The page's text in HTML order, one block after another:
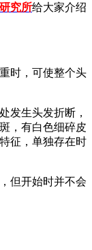
究所给大家介绍
时，可使整个头
发生头发折断，
，有白色细碎皮
征，单独存在时
但开始时并不会